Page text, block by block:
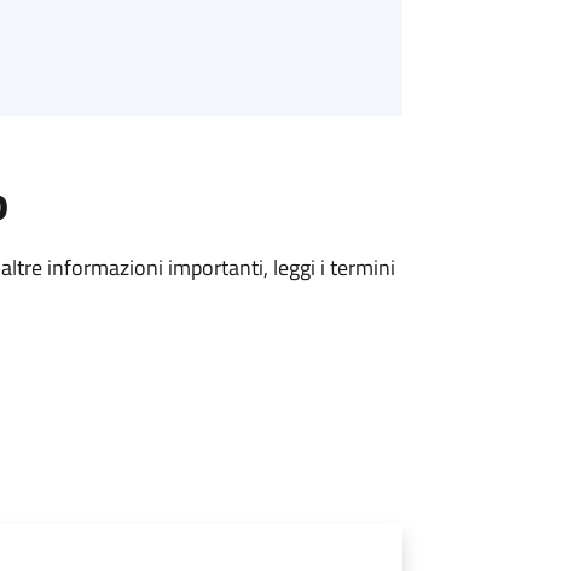
informazioni importanti, leggi i termini